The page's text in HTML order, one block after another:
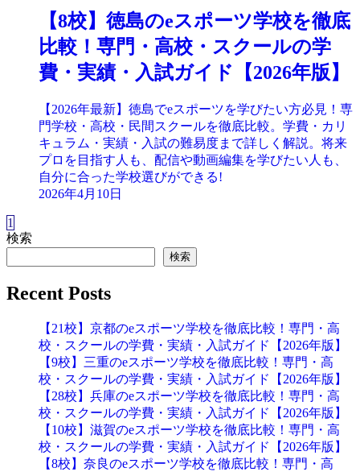
【8校】徳島のeスポーツ学校を徹底
比較！専門・高校・スクールの学
費・実績・入試ガイド【2026年版】
【2026年最新】徳島でeスポーツを学びたい方必見！専
門学校・高校・民間スクールを徹底比較。学費・カリ
キュラム・実績・入試の難易度まで詳しく解説。将来
プロを目指す人も、配信や動画編集を学びたい人も、
自分に合った学校選びができる!
2026年4月10日
1
検索
検索
Recent Posts
【21校】京都のeスポーツ学校を徹底比較！専門・高
校・スクールの学費・実績・入試ガイド【2026年版】
【9校】三重のeスポーツ学校を徹底比較！専門・高
校・スクールの学費・実績・入試ガイド【2026年版】
【28校】兵庫のeスポーツ学校を徹底比較！専門・高
校・スクールの学費・実績・入試ガイド【2026年版】
【10校】滋賀のeスポーツ学校を徹底比較！専門・高
校・スクールの学費・実績・入試ガイド【2026年版】
【8校】奈良のeスポーツ学校を徹底比較！専門・高